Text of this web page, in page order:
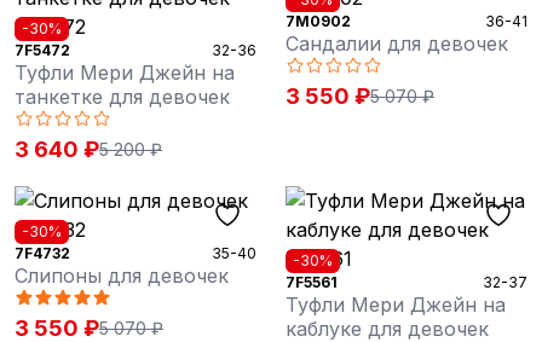
-30%
7F5472
32-36
Туфли Мери Джейн на
танкетке для девочек
3 640 ₽5 200 ₽
7M0902
36-41
Сандалии для девочек
3 550 ₽5 070 ₽
-30%
7F4732
35-40
Слипоны для девочек
3 550 ₽5 070 ₽
-30%
7F5561
32-37
Туфли Мери Джейн на
каблуке для девочек